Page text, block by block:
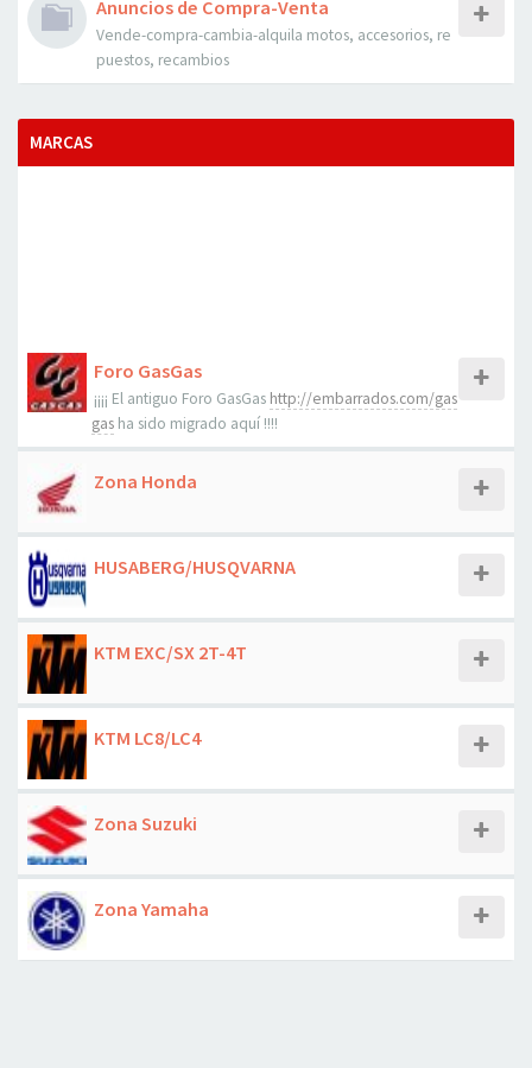
Anuncios de Compra-Venta
Vende-compra-cambia-alquila motos, accesorios, re
puestos, recambios
MARCAS
Foro GasGas
¡¡¡¡ El antiguo Foro GasGas http://embarrados.com/gas
gas ha sido migrado aquí !!!!
Zona Honda
HUSABERG/HUSQVARNA
KTM EXC/SX 2T-4T
KTM LC8/LC4
Zona Suzuki
Zona Yamaha